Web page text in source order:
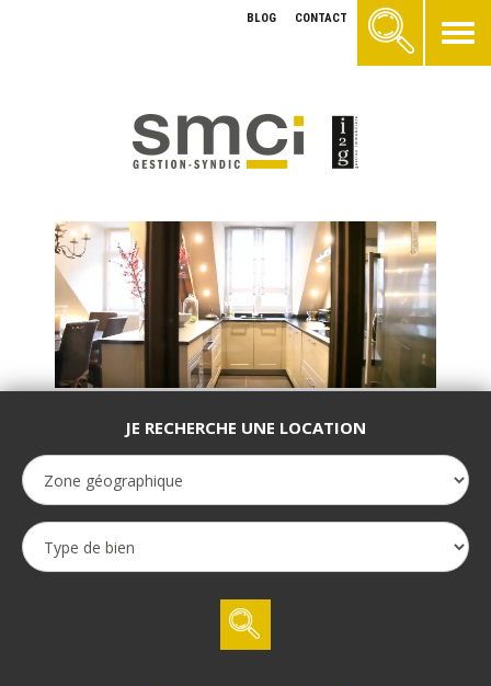
BLOG CONTACT
JE RECHERCHE UNE LOCATION